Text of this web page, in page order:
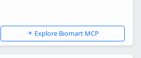
Explore Biomart MCP